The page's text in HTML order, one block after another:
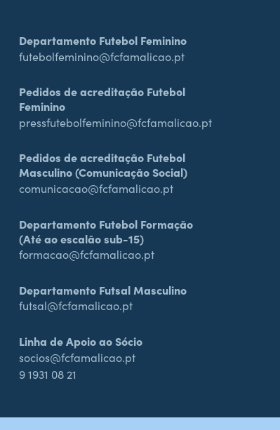
Departamento Futebol Feminino
futebolfeminino@fcfamalicao.pt
Pedidos de acreditação Futebol
Feminino
pressfutebolfeminino@fcfamalicao.pt
Pedidos de acreditação Futebol
Masculino (Comunicação Social)
comunicacao@fcfamalicao.pt
Departamento Futebol Formação
(Até ao escalão sub-15)
formacao@fcfamalicao.pt
Departamento Futsal Masculino
futsal@fcfamalicao.pt
Linha de Apoio ao Sócio
socios@fcfamalicao.pt
9 1931 08 21